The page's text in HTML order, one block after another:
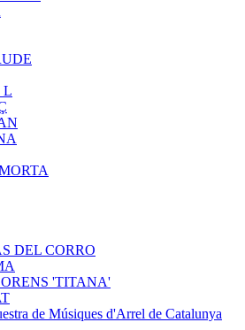
L
DEL CORRO
'TITANA'
de Músiques d'Arrel de Catalunya